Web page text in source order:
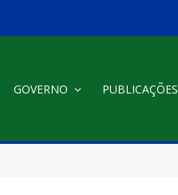
GOVERNO PUBLICAÇÕES